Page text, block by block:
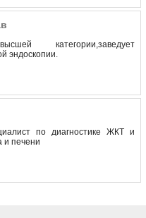
категории,заведует
эндоскопии.
по диагностике ЖКТ и
и печени